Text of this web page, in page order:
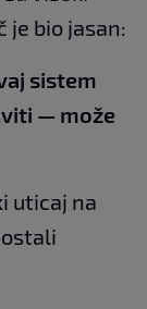
je bio jasan:
sistem
— može
uticaj na